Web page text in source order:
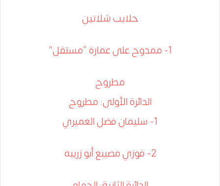
حلايب شلاتين
1- ممدوح على عمارة “مستقل”
مطروح
الدائرة الأولى: مطروح
1- سليمان فضل العميري
2- فوزي مصيبع أبو زريبه